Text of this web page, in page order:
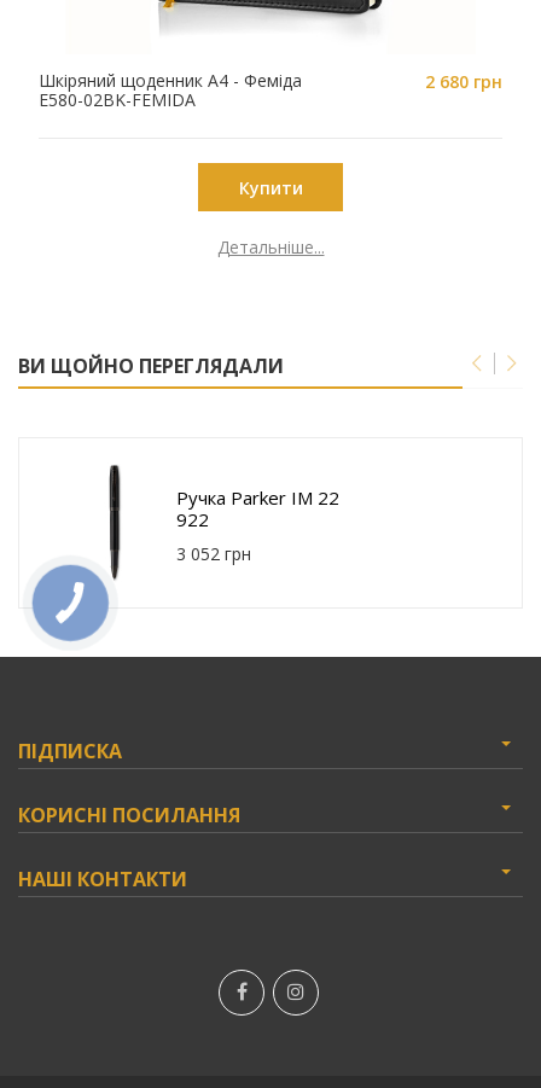
Шкіряний щоденник A4 - Феміда
E580-02BK-FEMIDA
2 680 грн
Купити
Детальніше...
ВИ ЩОЙНО ПЕРЕГЛЯДАЛИ
Ручка Parker IM 22
922
3 052 грн
ПІДПИСКА
КОРИСНІ ПОСИЛАННЯ
НАШІ КОНТАКТИ